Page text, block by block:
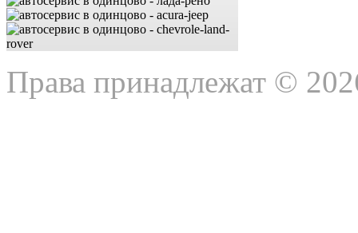
Права принадлежат ©